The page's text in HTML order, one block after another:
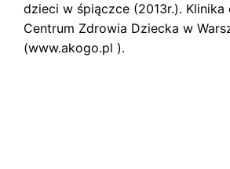
dzieci w śpiączce (2013r.). Klinika
Centrum Zdrowia Dziecka w
(www.akogo.pl ).